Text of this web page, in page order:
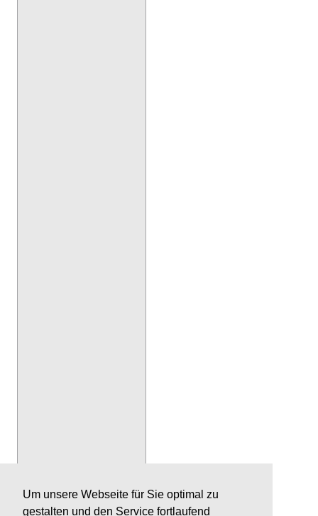
Um unsere Webseite für Sie optimal zu
gestalten und den Service fortlaufend